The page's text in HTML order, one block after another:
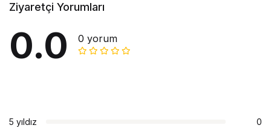
Ziyaretçi Yorumları
0.0 0 yorum
5 yıldız 0